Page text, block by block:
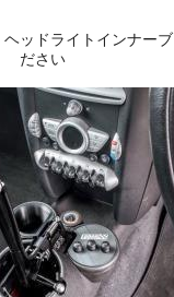
ッドライトインナーブ
ださい